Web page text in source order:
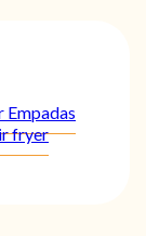
Empadas
fryer